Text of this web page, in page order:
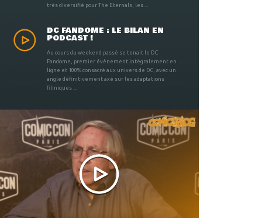
très diversifié pour The Eternals, les ...
DC FANDOME : LE BILAN EN
PODCAST !
Au cours du weekend passé se tenait le DC
Fandome, premier évènement intégralement en
ligne et 100% consacré aux univers de DC, avec un
angle définitivement axé sur les adaptations
filmiques ...